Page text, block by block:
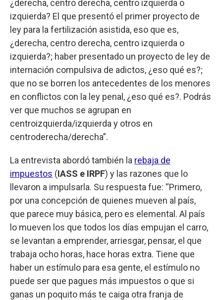
¿derecha, centro derecha, centro izquierda o
izquierda? El que presentó el primer proyecto de
ley para la fertilización asistida, eso que es,
¿derecha, centro derecha, centro izquierda o
izquierda?; haber presentado un proyecto de ley de
internación compulsiva de adictos, ¿eso qué es?;
que no se borren los antecedentes de los menores
en conflictos con la ley penal, ¿eso qué es?. Podrás
ver que muchos se agrupan en
centroizquierda/izquierda y otros en
centroderecha/derecha”.
La entrevista abordó también la rebaja de
impuestos (IASS e IRPF) y las razones que lo
llevaron a impulsarla. Su respuesta fue: “Primero,
por una concepción de quienes mueven al país,
que parece muy básica, pero es elemental. Al país
lo mueven los que todos los días empujan el carro,
se levantan a emprender, arriesgar, pensar, el que
trabaja ocho horas, hace horas extra. Tiene que
haber un estímulo para esa gente, el estímulo no
puede ser que pagues más impuestos o que si
ganas un poquito más te caiga otra franja de